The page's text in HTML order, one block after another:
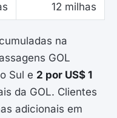
12 milhas
na
GOL
Sul e 2 por US$ 1
da GOL. Clientes
adicionais em